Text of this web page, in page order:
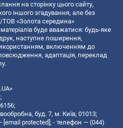
на сторінку цього сайту,
іншого згадування, але без
ТОВ «Золота середина»
буде вважатися: будь-яке
наступне поширення,
включенням до
адаптація, переклад
буд. 7, м. Київ, 01013;
[email protected]; - телефон — (044)